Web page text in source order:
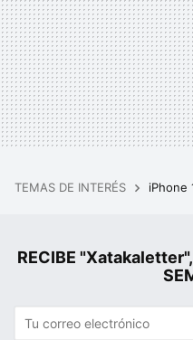
TEMAS DE INTERÉS iPhone
RECIBE